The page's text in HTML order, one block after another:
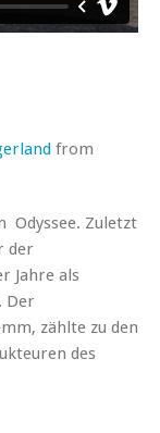
from
Odyssee. Zuletzt
der
Jahre als
Der
zählte zu den
des